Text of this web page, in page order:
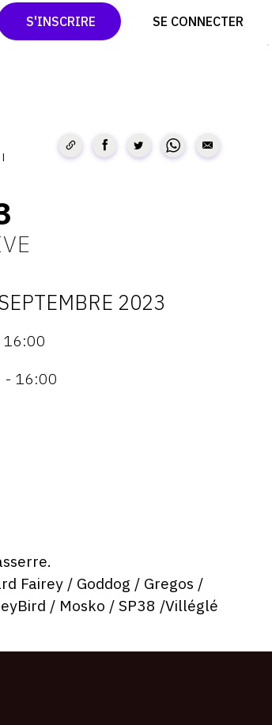
S'INSCRIRE SE CONNECTER
TWITTER
PINTEREST
2023
16:00
- 16:00
Fairey / Goddog / Gregos /
/ Mosko / SP38 /Villéglé